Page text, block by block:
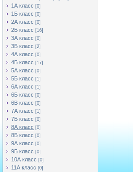
1А класс [0]
1Б класс [0]
2А класс [0]
2Б класс [16]
3А класс [0]
3Б класс [2]
4А класс [0]
4Б класс [17]
5А класс [0]
5Б класс [1]
6А класс [1]
6Б класс [0]
6В класс [0]
7А класс [1]
7Б класс [0]
8А класс [0]
8Б класс [0]
9А класс [0]
9Б класс [0]
10А класс [0]
11А класс [0]